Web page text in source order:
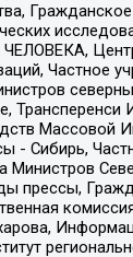
Центр
Частное
Трансперенси
Массовой
- Сибирь,
Министров
прессы,